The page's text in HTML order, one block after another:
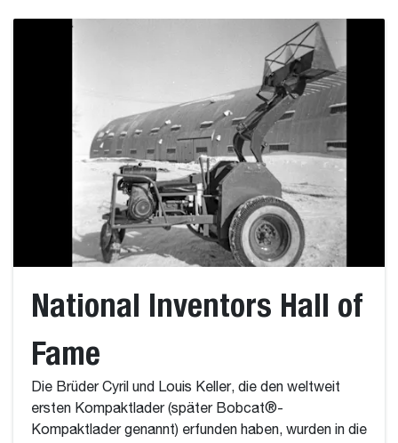
National Inventors Hall of
Fame
Die Brüder Cyril und Louis Keller, die den weltweit
ersten Kompaktlader (später Bobcat®-
Kompaktlader genannt) erfunden haben, wurden in die